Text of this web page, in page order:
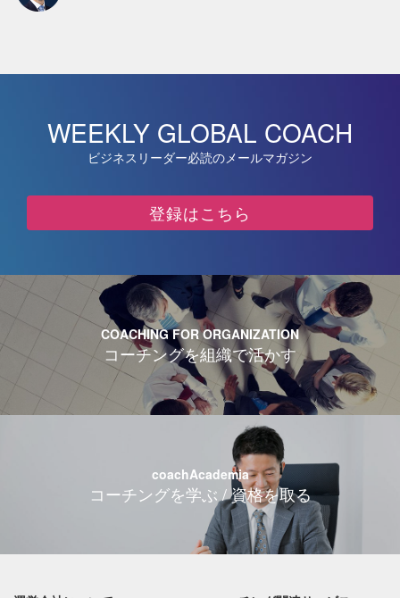
WEEKLY GLOBAL COACH
ビジネスリーダー必読のメールマガジン
登録はこちら
COACHING FOR ORGANIZATION
コーチングを組織で活かす
coachAcademia
コーチングを学ぶ / 資格を取る